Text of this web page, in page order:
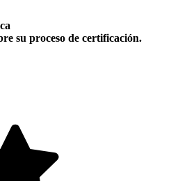
su proceso de certificación.